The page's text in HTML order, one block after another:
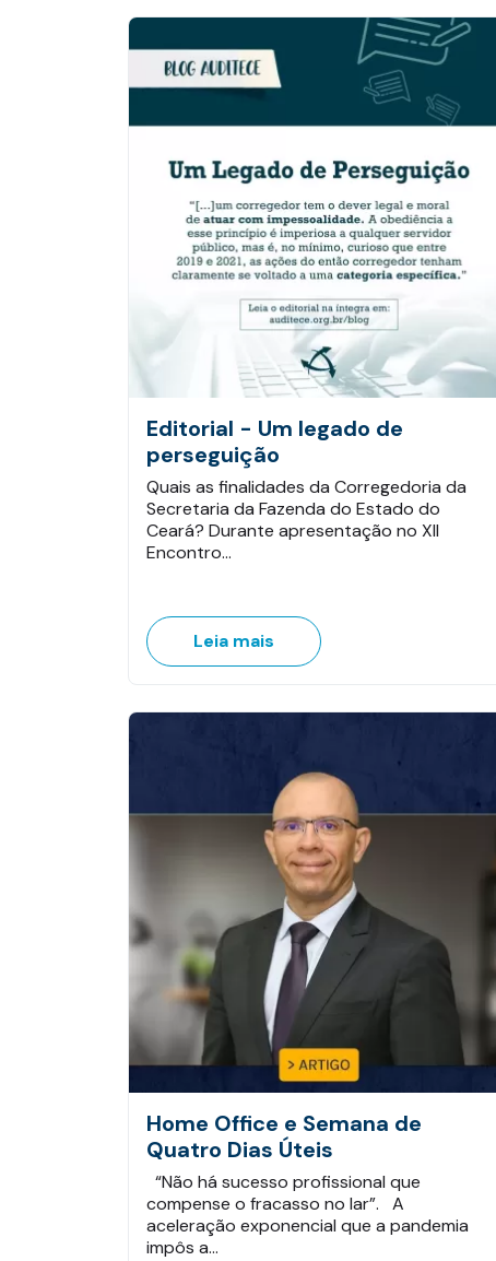
Editorial - Um legado de
perseguição
Quais as finalidades da Corregedoria da
Secretaria da Fazenda do Estado do
Ceará? Durante apresentação no XII
Encontro…
Leia mais
Home Office e Semana de
Quatro Dias Úteis
“Não há sucesso profissional que
compense o fracasso no lar”. A
aceleração exponencial que a pandemia
impôs a…